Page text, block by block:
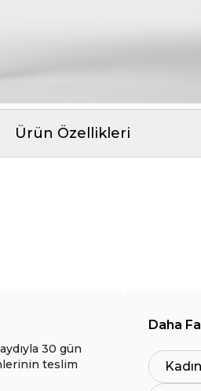
Ürün Özellikleri
30 gün
teslim
Daha